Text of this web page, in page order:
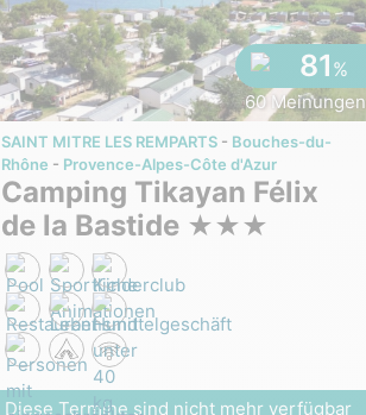
81 %
60 Meinungen
SAINT MITRE LES REMPARTS
Bouches-du-
Rhône
Provence-Alpes-Côte d'Azur
Camping Tikayan Félix
de la Bastide ★★★
Diese Termine sind nicht mehr verfügbar